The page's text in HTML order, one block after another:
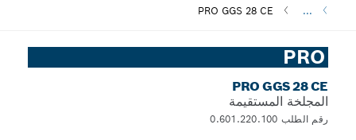
...
PRO GGS 28 CE
PRO
PRO GGS 28 CE
المجلخة المستقيمة
رقم الطلب 0.601.220.100